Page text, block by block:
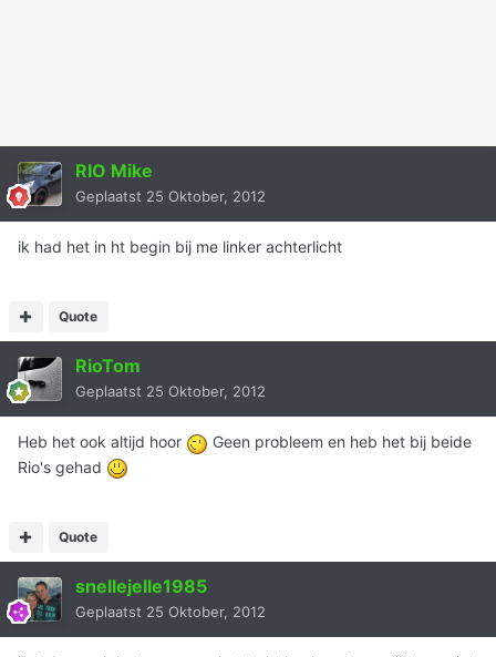
RIO Mike
Geplaatst 25 Oktober, 2012
ik had het in ht begin bij me linker achterlicht
Quote
RioTom
Geplaatst 25 Oktober, 2012
Heb het ook altijd hoor
Geen probleem en heb het bij beide
Rio's gehad
Quote
snellejelle1985
Geplaatst 25 Oktober, 2012